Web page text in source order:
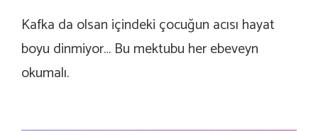
Kafka da olsan içindeki çocuğun acısı hayat
boyu dinmiyor… Bu mektubu her ebeveyn
okumalı.